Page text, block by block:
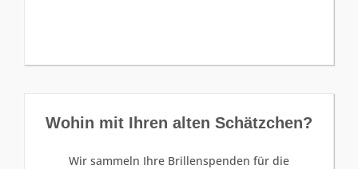
Wohin mit Ihren alten Schätzchen?
Wir sammeln Ihre Brillenspenden für die